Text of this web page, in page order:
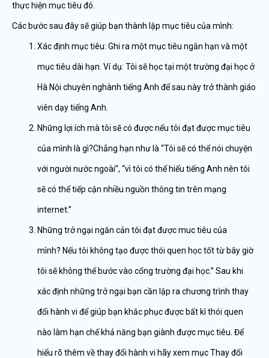
thực hiện mục tiêu đó.
Các bước sau đây sẽ giúp bạn thành lập mục tiêu của mình:
Xác định mục tiêu: Ghi ra một mục tiêu ngắn hạn và một
mục tiêu dài hạn. Ví dụ: Tôi sẽ học tại một trường đại học ở
Hà Nội chuyên nghành tiếng Anh để sau này trở thành giáo
viên dạy tiếng Anh.
Những lợi ích mà tôi sẽ có được nếu tôi đạt được mục tiêu
của mình là gì?Chẳng hạn như là “Tôi sẽ có thể nói chuyện
với người nước ngoài”, “vì tôi có thể hiểu tiếng Anh nên tôi
sẽ có thể tiếp cận nhiều nguồn thông tin trên mạng
internet.”
Những trở ngại ngăn cản tôi đạt được muc tiêu của
mình? Nếu tôi không tạo được thói quen học tốt từ bây giờ
tôi sẽ không thể bước vào cổng trường đại học.” Sau khi
xác định những trở ngại bạn cần lập ra chương trình thay
đổi hành vi để giúp bạn khắc phục được bất kì thói quen
nào làm hạn chế khả năng bạn giành được mục tiêu. Để
hiểu rõ thêm về thay đổi hành vi hãy xem mục Thay đổi